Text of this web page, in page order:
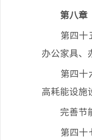
第八章
第四十
办公家具、
第四十
高耗能设施
完善节
第四十